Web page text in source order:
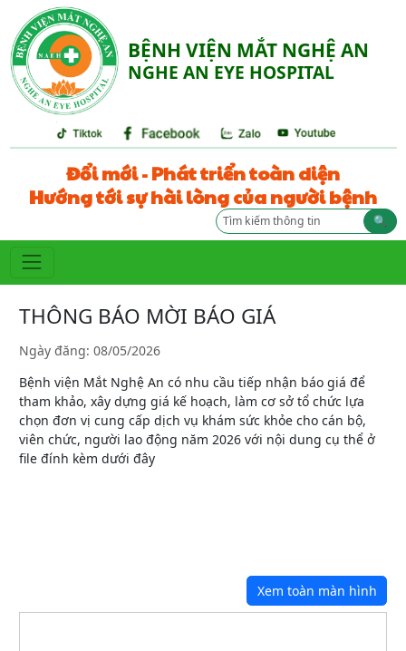
BỆNH VIỆN MẮT NGHỆ AN
NGHE AN EYE HOSPITAL
Đổi mới - Phát triển toàn diện
Hướng tới sự hài lòng của người bệnh
🔍
THÔNG BÁO MỜI BÁO GIÁ
Ngày đăng: 08/05/2026
Bệnh viện Mắt Nghệ An có nhu cầu tiếp nhận báo giá để
tham khảo, xây dựng giá kế hoạch, làm cơ sở tổ chức lựa
chọn đơn vị cung cấp dịch vụ khám sức khỏe cho cán bộ,
viên chức, người lao động năm 2026 với nội dung cụ thể ở
file đính kèm dưới đây
Xem toàn màn hình